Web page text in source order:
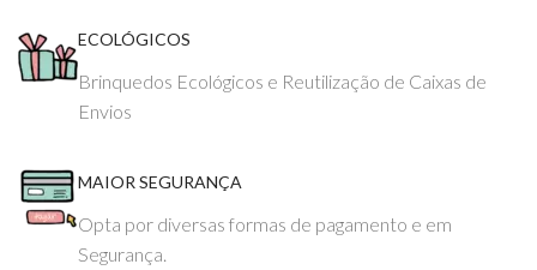
ECOLÓGICOS
Brinquedos Ecológicos e Reutilização de Caixas de
Envios
MAIOR SEGURANÇA
Opta por diversas formas de pagamento e em
Segurança.